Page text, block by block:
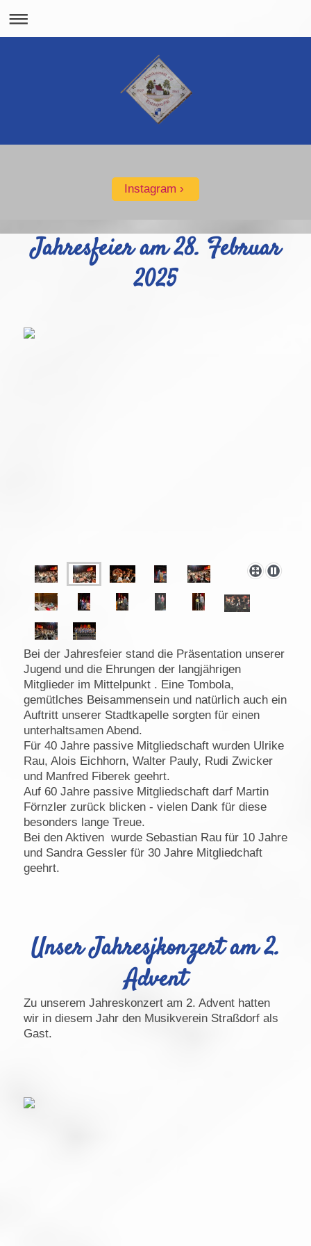
Instagram
Jahresfeier am 28. Februar
2025
Bei der Jahresfeier stand die Präsentation unserer
Jugend und die Ehrungen der langjährigen
Mitglieder im Mittelpunkt . Eine Tombola,
gemütlches Beisammensein und natürlich auch ein
Auftritt unserer Stadtkapelle sorgten für einen
unterhaltsamen Abend.
Für 40 Jahre passive Mitgliedschaft wurden Ulrike
Rau, Alois Eichhorn, Walter Pauly, Rudi Zwicker
und Manfred Fiberek geehrt.
Auf 60 Jahre passive Mitgliedschaft darf Martin
Förnzler zurück blicken - vielen Dank für diese
besonders lange Treue.
Bei den Aktiven wurde Sebastian Rau für 10 Jahre
und Sandra Gessler für 30 Jahre Mitgliedchaft
geehrt.
Unser Jahresjkonzert am 2.
Advent
Zu unserem Jahreskonzert am 2. Advent hatten
wir in diesem Jahr den Musikverein Straßdorf als
Gast.